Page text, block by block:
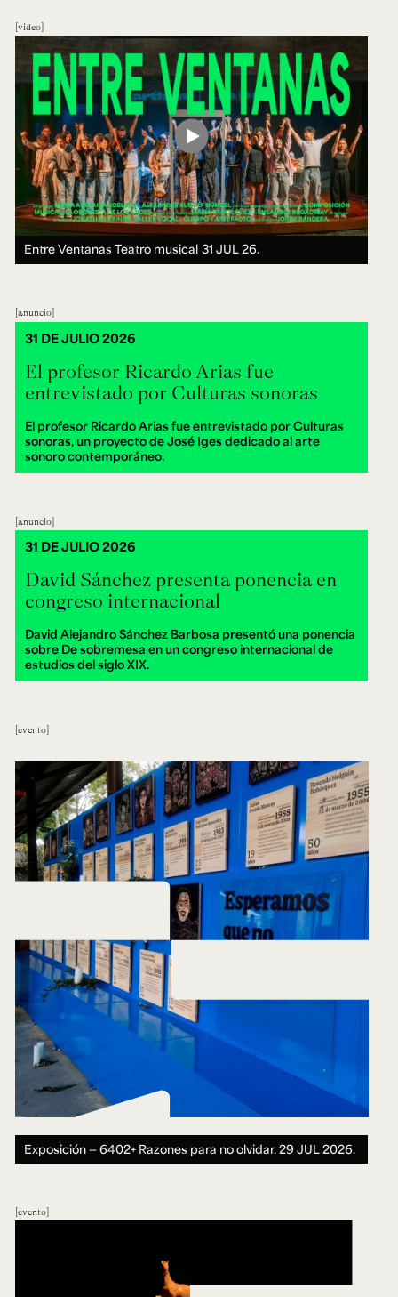
video
Entre Ventanas Teatro musical 31 JUL 26.
anuncio
El profesor Ricardo Arias fue
entrevistado por Culturas sonoras
El profesor Ricardo Arias fue entrevistado por Culturas
sonoras, un proyecto de José Iges dedicado al arte
sonoro contemporáneo.
31 DE JULIO 2026
anuncio
David Sánchez presenta ponencia en
congreso internacional
David Alejandro Sánchez Barbosa presentó una ponencia
sobre De sobremesa en un congreso internacional de
estudios del siglo XIX.
31 DE JULIO 2026
evento
Exposición — 6402+ Razones para no olvidar.29 JUL 2026.
evento